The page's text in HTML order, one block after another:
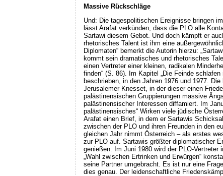
Massive Rückschläge
Und: Die tagespolitischen Ereignisse bringen
lässt Arafat verkünden, dass die PLO alle
Sartawi diesem Gebot. Und doch kämpft er
rhetorisches Talent ist ihm eine
Diplomaten“ bemerkt die Autorin hierzu:
kommt sein dramatisches und rhetorisches
einen Vertreter einer kleinen, radikalen
finden“ (S. 86). Im Kapitel „Die Feinde
beschrieben, in den Jahren 1976 und 1977.
Jerusalemer Knesset, in der dieser einen
palästinensischen Gruppierungen massive
palästinensischer Interessen diffamiert. Im
palästinensisches“ Wirken viele jüdische
Arafat einen Brief, in dem er Sartawis
zwischen der PLO und ihren Freunden in den
gleichen Jahr nimmt Österreich – als erstes
zur PLO auf. Sartawis größter diplomatischer
genießen: Im Juni 1980 wird der PLO-
„Wahl zwischen Ertrinken und Erwürgen“
seine Partner umgebracht. Es ist nur eine
dies genau. Der leidenschaftliche